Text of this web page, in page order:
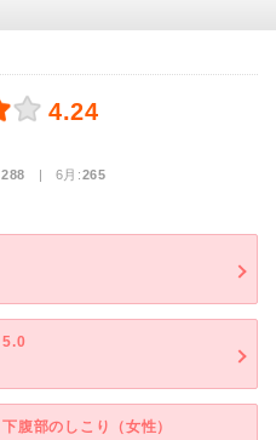
4.24
288 | 6月:265
5.0
下腹部のしこり（女性）